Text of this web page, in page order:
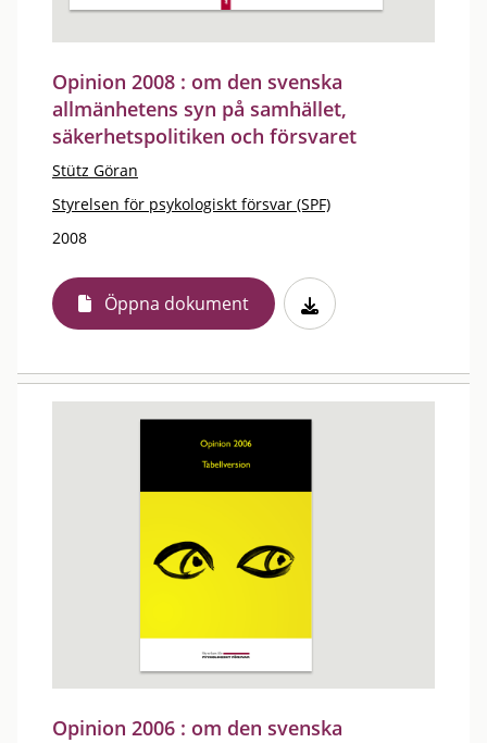
Opinion 2008 : om den svenska
allmänhetens syn på samhället,
säkerhetspolitiken och försvaret
Stütz Göran
Styrelsen för psykologiskt försvar (SPF)
2008
Öppna dokument
Opinion 2006 : om den svenska